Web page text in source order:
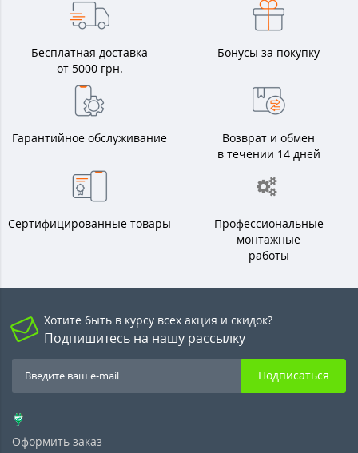
Бесплатная доставка
от 5000 грн.
Бонусы за покупку
Гарантийное обслуживание
Возврат и обмен
в течении 14 дней
Сертифицированные товары
Профессиональные
монтажные
работы
Хотите быть в курсу всех акция и скидок?
Подпишитесь на нашу рассылку
Подписаться
Оформить заказ